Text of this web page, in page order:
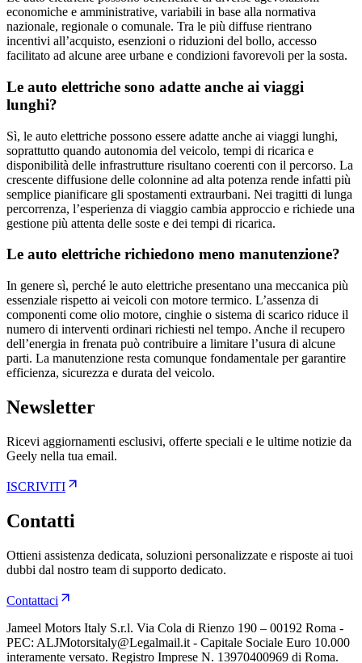
economiche e amministrative, variabili in base alla normativa
nazionale, regionale o comunale. Tra le più diffuse rientrano
incentivi all’acquisto, esenzioni o riduzioni del bollo, accesso
facilitato ad alcune aree urbane e condizioni favorevoli per la sosta.
Le auto elettriche sono adatte anche ai viaggi
lunghi?
Sì, le auto elettriche possono essere adatte anche ai viaggi lunghi,
soprattutto quando autonomia del veicolo, tempi di ricarica e
disponibilità delle infrastrutture risultano coerenti con il percorso. La
crescente diffusione delle colonnine ad alta potenza rende infatti più
semplice pianificare gli spostamenti extraurbani. Nei tragitti di lunga
percorrenza, l’esperienza di viaggio cambia approccio e richiede una
gestione più attenta delle soste e dei tempi di ricarica.
Le auto elettriche richiedono meno manutenzione?
In genere sì, perché le auto elettriche presentano una meccanica più
essenziale rispetto ai veicoli con motore termico. L’assenza di
componenti come olio motore, cinghie o sistema di scarico riduce il
numero di interventi ordinari richiesti nel tempo. Anche il recupero
dell’energia in frenata può contribuire a limitare l’usura di alcune
parti. La manutenzione resta comunque fondamentale per garantire
efficienza, sicurezza e durata del veicolo.
Newsletter
Ricevi aggiornamenti esclusivi, offerte speciali e le ultime notizie da
Geely nella tua email.
ISCRIVITI
Contatti
Ottieni assistenza dedicata, soluzioni personalizzate e risposte ai tuoi
dubbi dal nostro team di supporto dedicato.
Contattaci
Jameel Motors Italy S.r.l. Via Cola di Rienzo 190 – 00192 Roma -
PEC: ALJMotorsitaly@Legalmail.it - Capitale Sociale Euro 10.000
interamente versato. Registro Imprese N. 13970400969 di Roma.